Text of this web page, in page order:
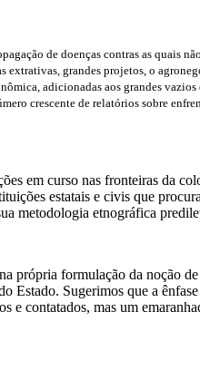
de doenças contras as quais
grandes projetos, o
adicionadas aos grandes
crescente de relatórios sobre
em curso nas fronteiras da
estatais e civis que
metodologia etnográfica
própria formulação da noção
Estado. Sugerimos que a
e contatados, mas um